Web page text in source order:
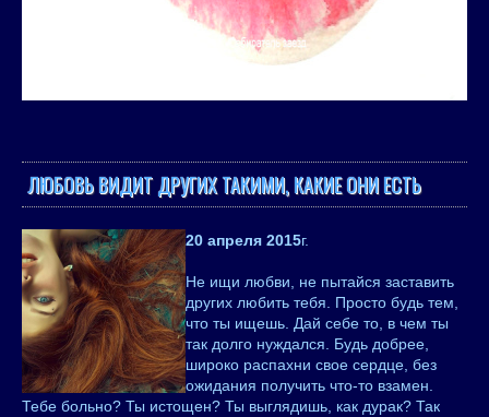
ЛЮБОВЬ ВИДИТ ДРУГИХ ТАКИМИ, КАКИЕ ОНИ ЕСТЬ
20 апреля 2015г.
Не ищи любви, не пытайся заставить
других любить тебя. Просто будь тем,
что ты ищешь. Дай себе то, в чем ты
так долго нуждался. Будь добрее,
широко распахни свое сердце, без
ожидания получить что-то взамен.
Тебе больно? Ты истощен? Ты выглядишь, как дурак? Так